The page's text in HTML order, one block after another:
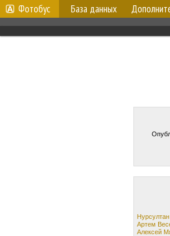
Фотобус База данных
Нурсултан
Артем
Алексей